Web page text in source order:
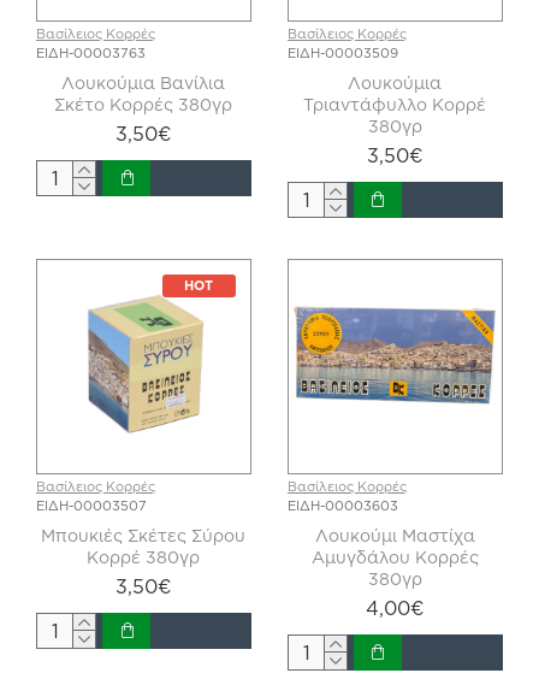
Βασίλειος Κορρές
ΕΙΔΗ-00003763
Λουκούμια Βανίλια
Σκέτο Κορρές 380γρ
3,50€
Βασίλειος Κορρές
ΕΙΔΗ-00003509
Λουκούμια
Τριαντάφυλλο Κορρέ
380γρ
3,50€
HOT
Βασίλειος Κορρές
ΕΙΔΗ-00003507
Μπουκιές Σκέτες Σύρου
Κορρέ 380γρ
3,50€
Βασίλειος Κορρές
ΕΙΔΗ-00003603
Λουκούμι Μαστίχα
Αμυγδάλου Κορρές
380γρ
4,00€